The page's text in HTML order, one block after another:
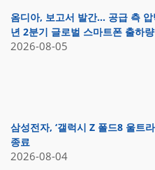
옴디아, 보고서 발간… 공급 측
년 2분기 글로벌 스마트폰 출하
2026-08-05
삼성전자, ‘갤럭시 Z 폴드8 울트
종료
2026-08-04